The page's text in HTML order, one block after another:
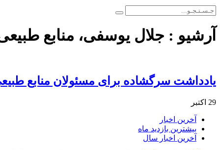
آرشیو : جلال یوسفی، منابع
یادداشت سرگشاده برای مسئولان منابع
29 اکتبر
آخرین اخبار
بیشترین بازدید ماه
آخرین اخبار سال